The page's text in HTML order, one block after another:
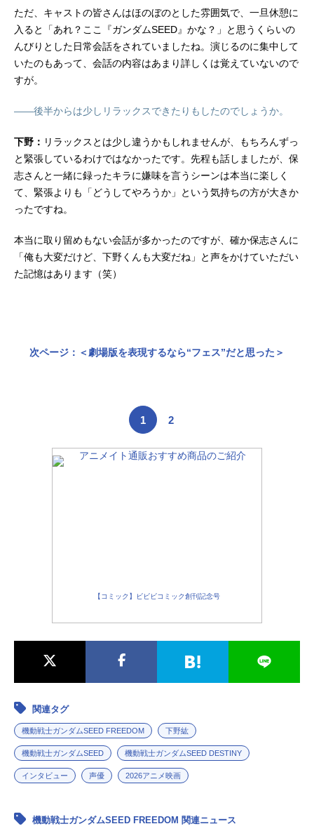
ただ、キャストの皆さんはほのぼのとした雰囲気で、一旦休憩に
入ると「あれ？ここ『ガンダムSEED』かな？」と思うくらいの
んびりとした日常会話をされていましたね。演じるのに集中して
いたのもあって、会話の内容はあまり詳しくは覚えていないので
すが。
――後半からは少しリラックスできたりもしたのでしょうか。
下野： リラックスとは少し違うかもしれませんが、もちろんずっ
と緊張しているわけではなかったです。先程も話しましたが、保
志さんと一緒に録ったキラに嫌味を言うシーンは本当に楽しく
て、緊張よりも「どうしてやろうか」という気持ちの方が大きか
ったですね。
本当に取り留めもない会話が多かったのですが、確か保志さんに
「俺も大変だけど、下野くんも大変だね」と声をかけていただい
た記憶はあります（笑）
次ページ：＜劇場版を表現するなら“フェス”だと思った＞
1 2
【コミック】ビビビコミック創刊記念号
関連タグ
機動戦士ガンダムSEED FREEDOM 下野紘
機動戦士ガンダムSEED 機動戦士ガンダムSEED DESTINY
インタビュー 声優 2026アニメ映画
機動戦士ガンダムSEED FREEDOM 関連ニュース